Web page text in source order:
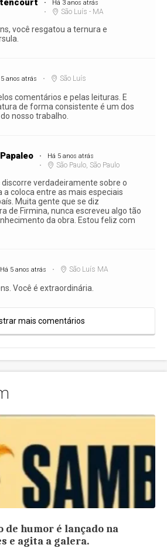
Há 3 anos atrás
São Luís - MA
você resgatou a ternura e
anos atrás São Luís
comentários e pelas leituras. E
de forma consistente é um dos
nosso trabalho.
Há 5 anos atrás
São Paulo, São Paulo
verdadeiramente sobre o
a coloca entre as mais especiais
Muita gente que se diz
de Firmina, nunca escreveu algo tão
da obra. Estou feliz com
Há 5 anos atrás São Luís MA
Você é extraordinária.
mais comentários
de humor é lançado na
e agita a galera.